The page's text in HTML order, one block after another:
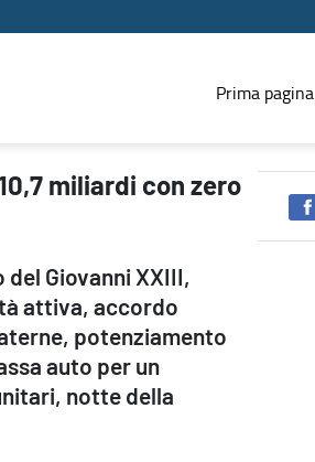
Prima pagina
miliardi con zero
Giovanni XXIII,
attiva, accordo
potenziamento
auto per un
notte della